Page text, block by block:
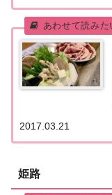
2017.03.21
姫路